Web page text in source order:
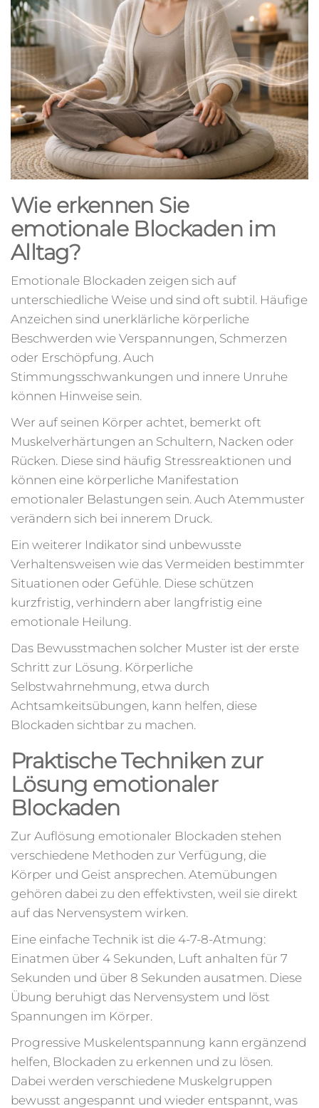
Wie erkennen Sie
emotionale Blockaden im
Alltag?
Emotionale Blockaden zeigen sich auf
unterschiedliche Weise und sind oft subtil. Häufige
Anzeichen sind unerklärliche körperliche
Beschwerden wie Verspannungen, Schmerzen
oder Erschöpfung. Auch
Stimmungsschwankungen und innere Unruhe
können Hinweise sein.
Wer auf seinen Körper achtet, bemerkt oft
Muskelverhärtungen an Schultern, Nacken oder
Rücken. Diese sind häufig Stressreaktionen und
können eine körperliche Manifestation
emotionaler Belastungen sein. Auch Atemmuster
verändern sich bei innerem Druck.
Ein weiterer Indikator sind unbewusste
Verhaltensweisen wie das Vermeiden bestimmter
Situationen oder Gefühle. Diese schützen
kurzfristig, verhindern aber langfristig eine
emotionale Heilung.
Das Bewusstmachen solcher Muster ist der erste
Schritt zur Lösung. Körperliche
Selbstwahrnehmung, etwa durch
Achtsamkeitsübungen, kann helfen, diese
Blockaden sichtbar zu machen.
Praktische Techniken zur
Lösung emotionaler
Blockaden
Zur Auflösung emotionaler Blockaden stehen
verschiedene Methoden zur Verfügung, die
Körper und Geist ansprechen. Atemübungen
gehören dabei zu den effektivsten, weil sie direkt
auf das Nervensystem wirken.
Eine einfache Technik ist die 4-7-8-Atmung:
Einatmen über 4 Sekunden, Luft anhalten für 7
Sekunden und über 8 Sekunden ausatmen. Diese
Übung beruhigt das Nervensystem und löst
Spannungen im Körper.
Progressive Muskelentspannung kann ergänzend
helfen, Blockaden zu erkennen und zu lösen.
Dabei werden verschiedene Muskelgruppen
bewusst angespannt und wieder entspannt, was